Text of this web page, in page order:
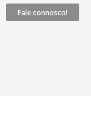
Fale connosco!